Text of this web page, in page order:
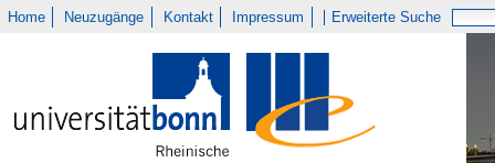
Home Neuzugänge Kontakt Impressum Erweiterte Suche